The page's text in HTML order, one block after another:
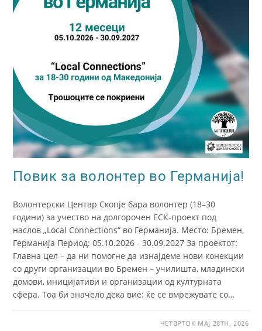
Повик за волонтер во Германија!
Волонтерски Центар Скопје бара волонтер (18–30
години) за учество на долгорочен ЕСК-проект под
наслов „Local Connections“ во Германија. Место: Бремен,
Германија Период: 05.10.2026 - 30.09.2027 За проектот:
Главна цел – да ни помогне да изнајдеме нови конекции
со други организации во Бремен – училишта, младински
домови, иницијативи и организации од културната
сфера. Тоа би значело дека вие: ќе се вмрежувате со…
ЧЕТВРТОК МАЈ 28TH, 2026